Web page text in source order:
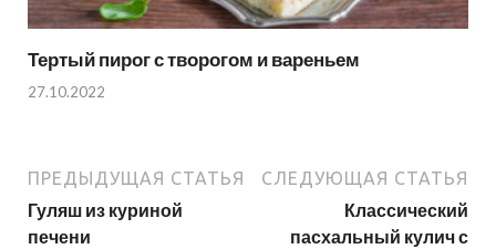
Тертый пирог с творогом и вареньем
27.10.2022
ПРЕДЫДУЩАЯ СТАТЬЯ
Гуляш из куриной
печени
СЛЕДУЮЩАЯ СТАТЬЯ
Классический
пасхальный кулич с